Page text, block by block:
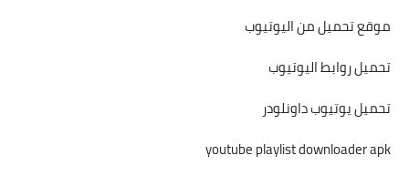
موقع تحميل من اليوتيوب
تحميل روابط اليوتيوب
تحميل يوتيوب داونلودر
youtube playlist downloader apk